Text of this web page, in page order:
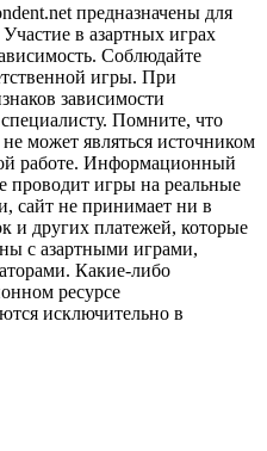
предназначены для
в азартных играх
Соблюдайте
игры. При
зависимости
Помните, что
может являться источником
работе. Информационный
проводит игры на реальные
сайт не принимает ни в
и других платежей, которые
с азартными играми,
Какие-либо
ресурсе
исключительно в